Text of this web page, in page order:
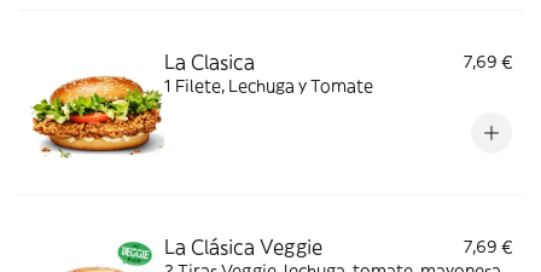
La Clasica
7,69 €
1 Filete, Lechuga y Tomate
La Clásica Veggie
7,69 €